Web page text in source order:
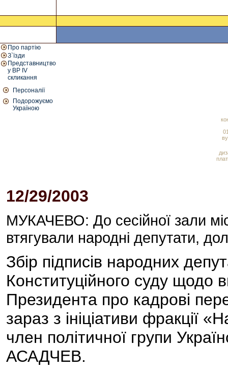
Про партію
З`їзди
Представництво
у ВР IV
скликання
Персоналії
Подорожуємо
Україною
12/29/2003
МУКАЧЕВО: До сесійної зали
втягували народні депутати,
Збір підписів народних
Конституційного суду щодо
Президента про кадрові
зараз з ініціативи фракції
член політичної групи
АСАДЧЕВ.